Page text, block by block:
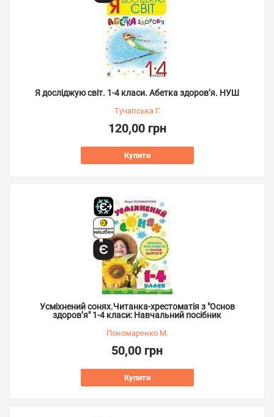
Я досліджую світ. 1-4 класи. Абетка здоров’я. НУШ
Тучапська Г.
120,00 грн
Купити
Усміхнений сонях.Читанка-хрестоматія з "Основ
здоров’я" 1-4 класи: Навчальний посібник
Пономаренко М.
50,00 грн
Купити